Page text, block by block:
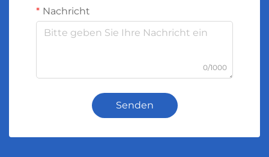
Nachricht
0/1000
Senden